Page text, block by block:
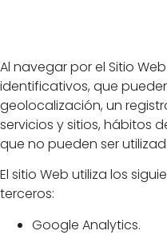
Al navegar por el Sitio
identificativos, que
geolocalización, un
servicios y sitios, hábitos
que no pueden ser
El sitio Web utiliza los
terceros:
Google Analytics.